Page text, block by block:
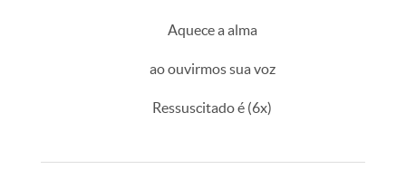
Aquece a alma
ao ouvirmos sua voz
Ressuscitado é (6x)